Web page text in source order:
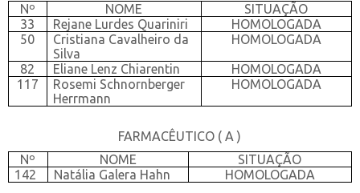
Nº
NOME
SITUAÇÃO
33
Rejane Lurdes Quariniri
HOMOLOGADA
50
Cristiana Cavalheiro da
Silva
HOMOLOGADA
82 Eliane Lenz Chiarentin
HOMOLOGADA
117
Rosemi Schnornberger
Herrmann
HOMOLOGADA
FARMACÊUTICO ( A )
Nº
NOME
SITUAÇÃO
142
Natália Galera Hahn HOMOLOGADA